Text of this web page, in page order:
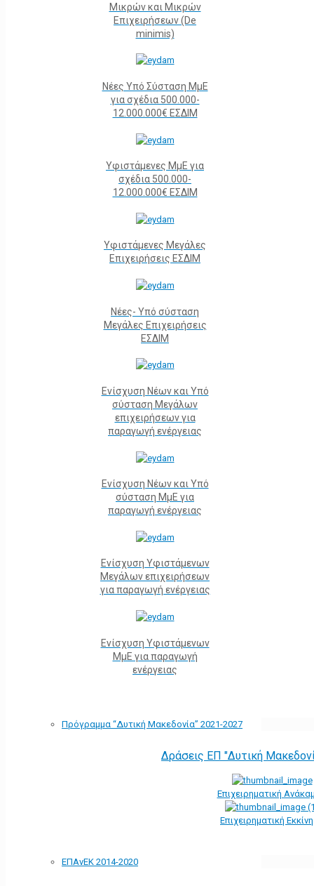
Μικρών και Μικρών
Επιχειρήσεων (De
minimis)
Νέες Υπό Σύσταση ΜμΕ
για σχέδια 500.000-
12.000.000€ ΕΣΔΙΜ
Υφιστάμενες ΜμΕ για
σχέδια 500.000-
12.000.000€ ΕΣΔΙΜ
Υφιστάμενες Μεγάλες
Επιχειρήσεις ΕΣΔΙΜ
Νέες- Υπό σύσταση
Μεγάλες Επιχειρήσεις
ΕΣΔΙΜ
Ενίσχυση Νέων και Υπό
σύσταση Μεγάλων
επιχειρήσεων για
παραγωγή ενέργειας
Ενίσχυση Νέων και Υπό
σύσταση ΜμΕ για
παραγωγή ενέργειας
Ενίσχυση Υφιστάμενων
Μεγάλων επιχειρήσεων
για παραγωγή ενέργειας
Ενίσχυση Υφιστάμενων
ΜμΕ για παραγωγή
ενέργειας
Πρόγραμμα “Δυτική Μακεδονία” 2021-2027
Δράσεις ΕΠ "Δυτική
Επιχειρηματική
Επιχειρηματική
ΕΠΑνΕΚ 2014-2020